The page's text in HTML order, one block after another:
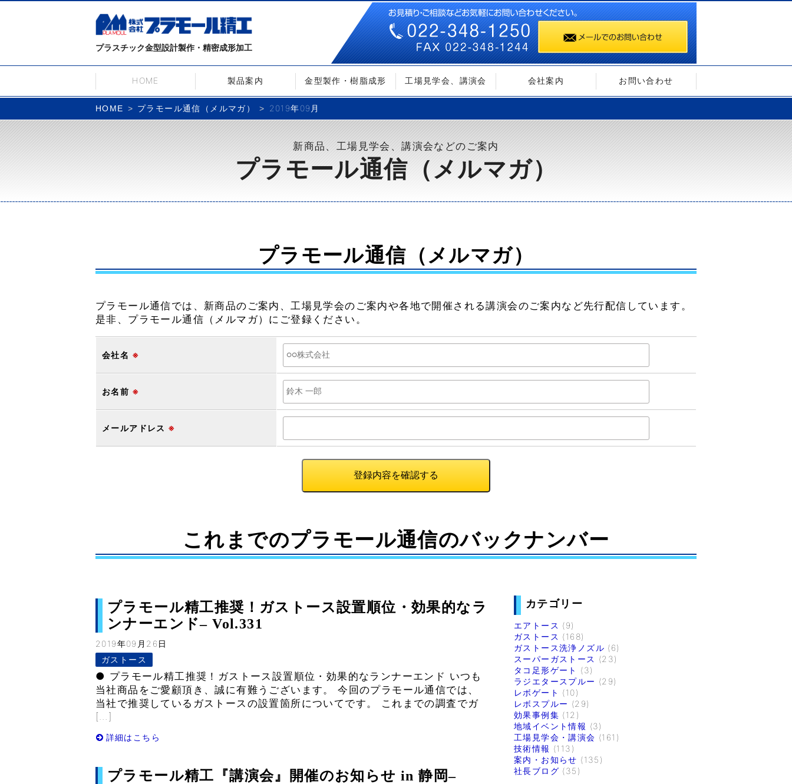
プラスチック金型設計製作・精密成形加工
HOME 製品案内 金型製作・樹脂成形 工場見学会、講演会 会社案内 お問い合わせ
HOME プラモール通信（メルマガ） 2019年09月
新商品、工場見学会、講演会などのご案内
プラモール通信（メルマガ）
プラモール通信（メルマガ）
プラモール通信では、新商品のご案内、工場見学会のご案内や各地で開催される講演会のご案内など先行配信しています。
是非、プラモール通信（メルマガ）にご登録ください。
会社名 ※
お名前 ※
メールアドレス ※
これまでのプラモール通信のバックナンバー
プラモール精工推奨！ガストース設置順位・効果的なラ
ンナーエンド– Vol.331
2019年09月26日
ガストース
● プラモール精工推奨！ガストース設置順位・効果的なランナーエンド いつも
当社商品をご愛顧頂き、誠に有難うございます。 今回のプラモール通信では、
当社で推奨しているガストースの設置箇所についてです。 これまでの調査でガ
[…]
詳細はこちら
プラモール精工『講演会』開催のお知らせ in 静岡–
カテゴリー
エアトース (9)
ガストース (168)
ガストース洗浄ノズル (6)
スーパーガストース (23)
タコ足形ゲート
(3)
ラジエタースプルー (29)
レボゲート (10)
レボスプルー (29)
効果事例集 (12)
地域イベント情報 (3)
工場見学会・講演会 (161)
技術情報 (113)
案内・お知らせ (135)
社長ブログ (35)